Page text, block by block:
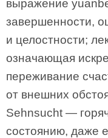
выражение
завершенности,
и целостности;
означающая
переживание
от внешних
Sehnsucht —
состоянию, даже